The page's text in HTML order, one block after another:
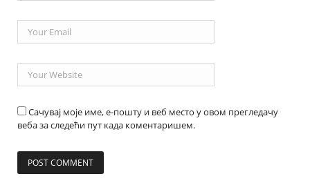
Сачувај моје име, е-пошту и веб место у овом прегледачу
веба за следећи пут када коментаришем.